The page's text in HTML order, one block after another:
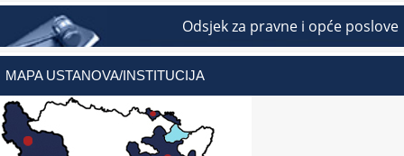
Odsjek za pravne i opće poslove
MAPA USTANOVA/INSTITUCIJA